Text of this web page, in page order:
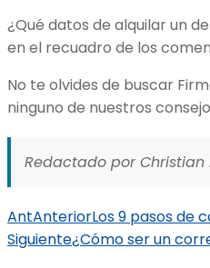
¿Qué datos de alquilar un
en el recuadro de los
No te olvides de buscar
ninguno de nuestros
Redactado por Christian
AntAnteriorLos 9 pasos de
Siguiente¿Cómo ser un